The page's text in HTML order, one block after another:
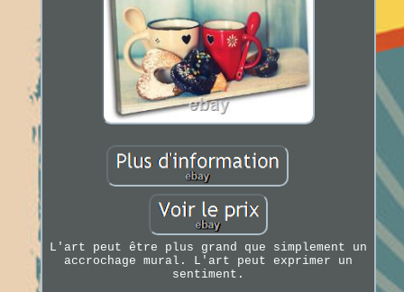
L'art peut être plus grand que simplement un
accrochage mural. L'art peut exprimer un
sentiment.